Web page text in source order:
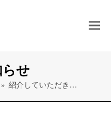
せ
» 紹介していただき…